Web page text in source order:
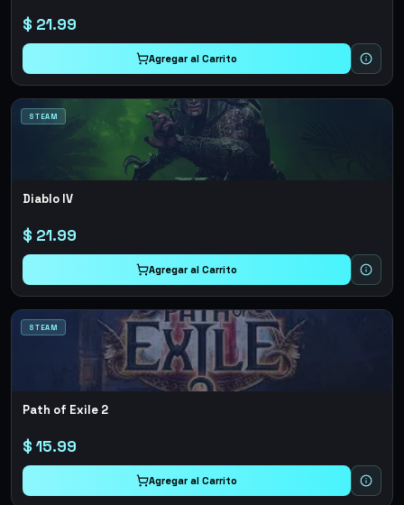
$ 21.99
Agregar al Carrito
STEAM
Diablo IV
$ 21.99
Agregar al Carrito
STEAM
Path of Exile 2
$ 15.99
Agregar al Carrito